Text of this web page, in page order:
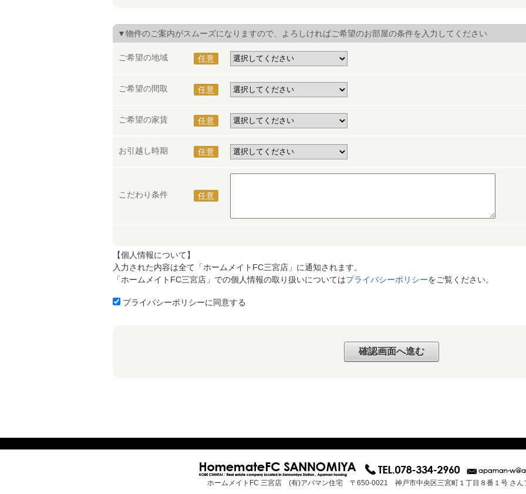
▼物件のご案内がスムーズになりますので、よろしければご希望のお部屋の条件を入力してください
ご希望の地域 任意
ご希望の間取 任意
ご希望の家賃 任意
お引越し時期 任意
こだわり条件 任意
【個人情報について】
入力された内容は全て「ホームメイトFC三宮店」に通知されます。
「ホームメイトFC三宮店」での個人情報の取り扱いについてはプライバシーポリシーをご覧ください。
プライバシーポリシーに同意する
ホームメイトFC 三宮店 (有)アパマン住宅 〒650-0021 神戸市中央区三宮町１丁目８番１号 さん